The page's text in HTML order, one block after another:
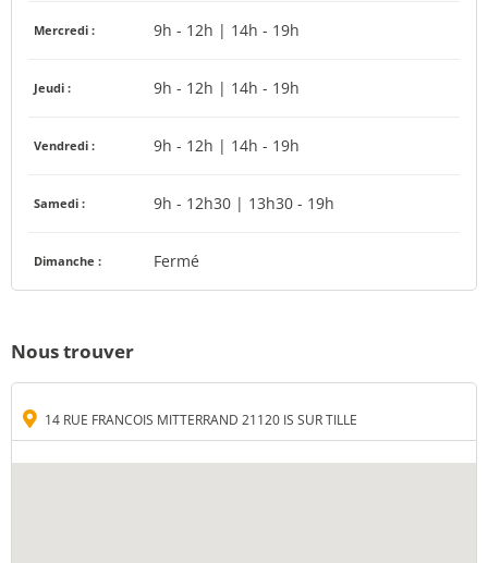
Mercredi : 9h - 12h | 14h - 19h
Jeudi : 9h - 12h | 14h - 19h
Vendredi : 9h - 12h | 14h - 19h
Samedi : 9h - 12h30 | 13h30 - 19h
Dimanche : Fermé
Nous trouver
14 RUE FRANCOIS MITTERRAND 21120 IS SUR TILLE